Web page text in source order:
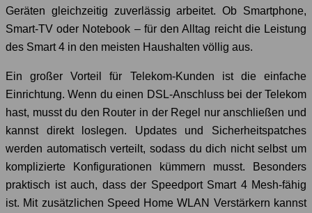
Geräten gleichzeitig zuverlässig arbeitet. Ob Smartphone,
Smart-TV oder Notebook – für den Alltag reicht die Leistung
des Smart 4 in den meisten Haushalten völlig aus.
Ein großer Vorteil für Telekom-Kunden ist die einfache
Einrichtung. Wenn du einen DSL-Anschluss bei der Telekom
hast, musst du den Router in der Regel nur anschließen und
kannst direkt loslegen. Updates und Sicherheitspatches
werden automatisch verteilt, sodass du dich nicht selbst um
komplizierte Konfigurationen kümmern musst. Besonders
praktisch ist auch, dass der Speedport Smart 4 Mesh-fähig
ist. Mit zusätzlichen Speed Home WLAN Verstärkern kannst